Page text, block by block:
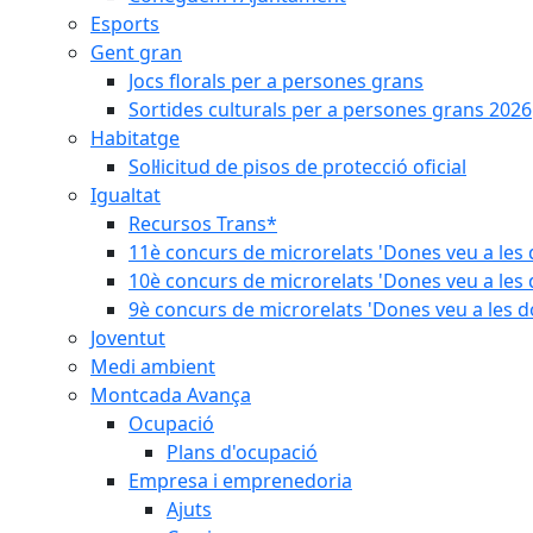
Esports
Gent gran
Jocs florals per a persones grans
Sortides culturals per a persones grans 2026
Habitatge
Sol·licitud de pisos de protecció oficial
Igualtat
Recursos Trans*
11è concurs de microrelats 'Dones veu a les
10è concurs de microrelats 'Dones veu a les
9è concurs de microrelats 'Dones veu a les
Joventut
Medi ambient
Montcada Avança
Ocupació
Plans d'ocupació
Empresa i emprenedoria
Ajuts